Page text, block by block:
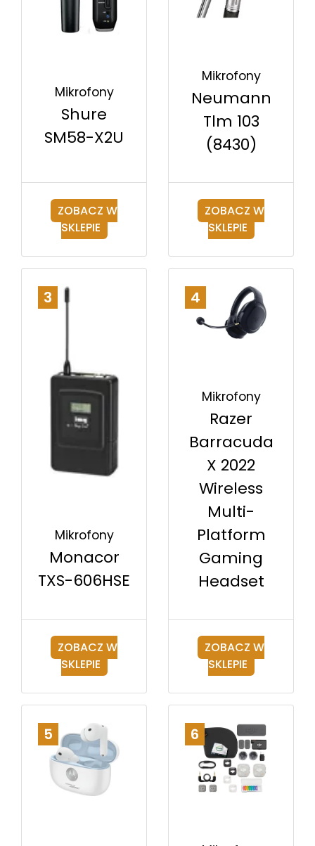
Mikrofony
Shure
SM58-X2U
ZOBACZ W
SKLEPIE
Mikrofony
Neumann
Tlm 103
(8430)
ZOBACZ W
SKLEPIE
3
Mikrofony
Monacor
TXS-606HSE
ZOBACZ W
SKLEPIE
4
Mikrofony
Razer
Barracuda
X 2022
Wireless
Multi-
Platform
Gaming
Headset
ZOBACZ W
SKLEPIE
5 6